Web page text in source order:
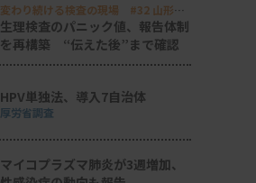
変わり続ける検査の現場 #32 山形済
生病院
生理検査のパニック値、報告体制
を再構築 “伝えた後”まで確認
HPV単独法、導入7自治体
厚労省調査
マイコプラズマ肺炎が3週増加、